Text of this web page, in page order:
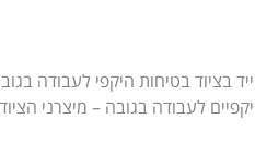
בציוד בטיחות היקפי לעבודה
לעבודה בגובה – מיצרני